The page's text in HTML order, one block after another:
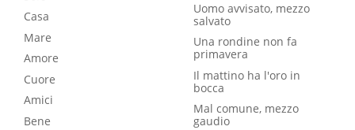
Casa
Mare
Amore
Cuore
Amici
Bene
Uomo avvisato, mezzo
salvato
Una rondine non fa
primavera
Il mattino ha l'oro in
bocca
Mal comune, mezzo
gaudio